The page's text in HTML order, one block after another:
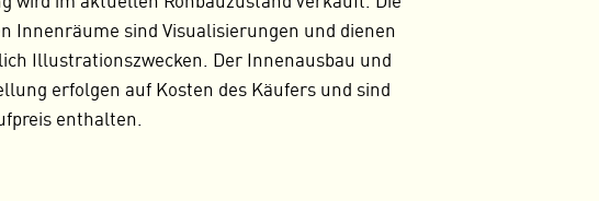
Innenräume sind Visualisierungen und dienen
Illustrationszwecken. Der Innenausbau und
erfolgen auf Kosten des Käufers und sind
enthalten.